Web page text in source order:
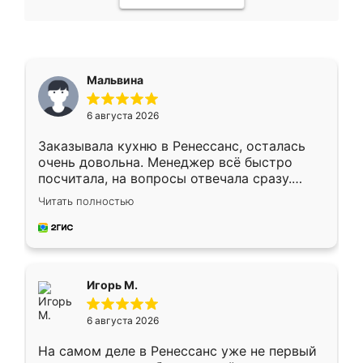
Мальвина
6 августа 2026
Заказывала кухню в Ренессанс, осталась
очень довольна. Менеджер всё быстро
посчитала, на вопросы отвечала сразу.
Замерщик приехал в субботу, подошёл к
делу со всей ответственностью. Собрали
за день, ребята работали аккуратно, даже
Читать полностью
Игорь М.
6 августа 2026
На самом деле в Ренессанс уже не первый